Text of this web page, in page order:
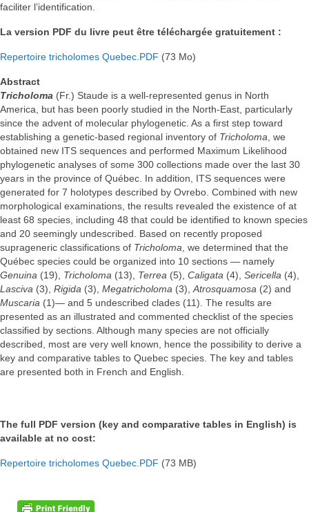
faciliter l’identification.
La version PDF du livre peut être téléchargée gratuitement :
Repertoire tricholomes Quebec.PDF (73 Mo)
Abstract
Tricholoma (Fr.) Staude is a well-represented genus in North
America, but has been poorly studied in the North-East, particularly
since the advent of molecular phylogenetic. As a first step toward
establishing a genetic-based regional inventory of Tricholoma , we
obtained new ITS sequences and performed Maximum Likelihood
phylogenetic analyses of some 300 collections made over the last 30
years in the province of Québec. In addition, ITS sequences were
generated for 7 holotypes described by Ovrebo. Combined with new
morphological examinations, the results revealed the existence of at
least 68 species, including 48 that could be identified to known species
and 20 seemingly undescribed. Based on recently proposed
suprageneric classifications of Tricholoma , we determined that the
Québec species could be organized into 10 sections — namely
Genuina (19), Tricholoma (13), Terrea (5), Caligata (4), Sericella (4),
Lasciva (3), Rigida (3), Megatricholoma (3), Atrosquamosa (2) and
Muscaria (1)— and 5 undescribed clades (11). The results are
presented as an illustrated and commented checklist of the species
classified by sections. Although many species are not officially
described, most are very well known, hence the possibility to derive a
key and comparative tables to Quebec species. The key and tables
are presented both in French and English.
The full PDF version (key and comparative tables in English) is
available at no cost:
Repertoire tricholomes Quebec.PDF (73 MB)